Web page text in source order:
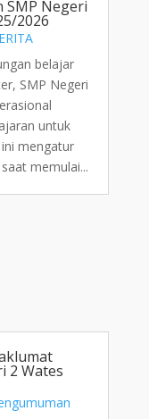
SMP Negeri
2026
belajar
SMP Negeri
untuk
mengatur
memulai...
2 Wates